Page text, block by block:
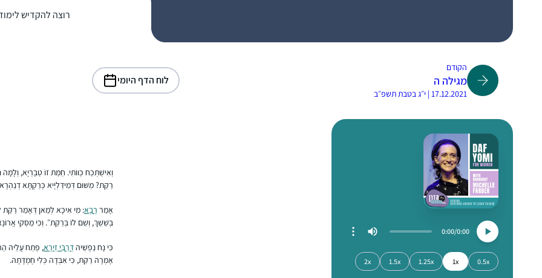
רוצה להקדיש
הקודם
מגילה ה
17.12.2021 | י״ג בטבת תשפ״ב
לוח הדף היומי
0:00
0:00
0.5x
1x
1.25x
1.5x
2x
וְאִישְׁתְּכַח כְּווֹתִי. חַמַּת זוֹ טְבֶרְיָא,
רַקַּת? מִשּׁוּם דְּמִידַּלְיָיא כְּרַקְתָּא
אָמַר רָבָא: מִי אִיכָּא לְמַאן דְּאָמַר רַקַּת
בְּשֵׁשַׁךְ, וְשֵׁם לוֹ בְּרַקַּת״. וְכִי מַסְּקִי
כִּי נָח נַפְשֵׁיהּדְּרַבִּי זֵירָא, פְּתַח עֲלֵיהּ
אָמְרָה רַקַּת, כִּי אִבְּדָה כְּלִי חֶמְדָּתָהּ.